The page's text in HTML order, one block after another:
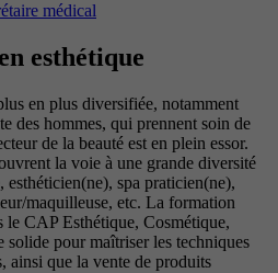
médical
esthétique
en plus diversifiée, notamment
des hommes, qui prennent soin de
de la beauté est en plein essor.
la voie à une grande diversité
spa praticien(ne),
maquilleuse, etc. La formation
le CAP Esthétique, Cosmétique,
solide pour maîtriser les techniques
ainsi que la vente de produits